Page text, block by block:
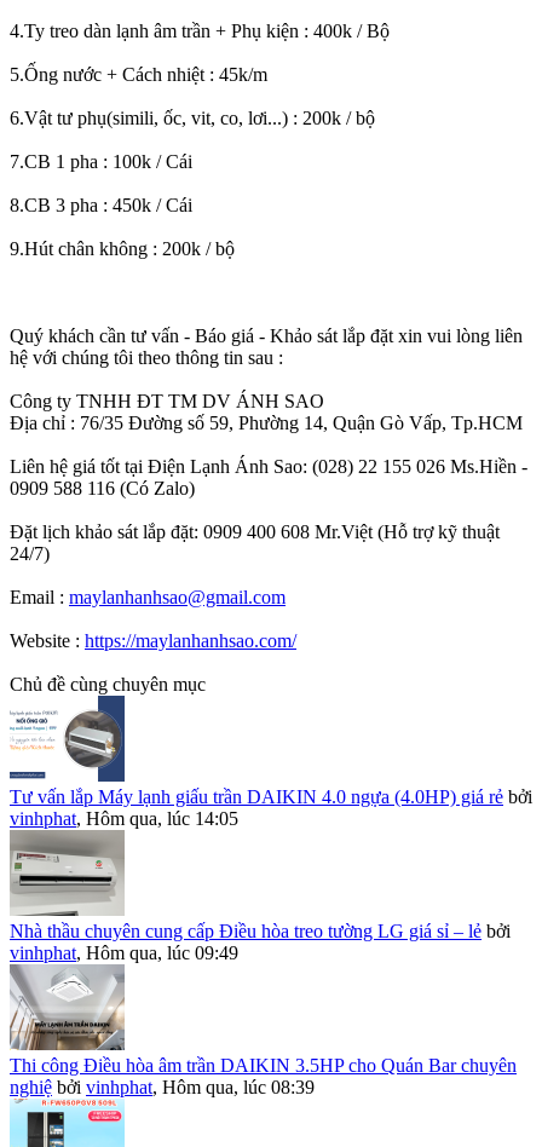
4.Ty treo dàn lạnh âm trần + Phụ kiện : 400k / Bộ
5.Ống nước + Cách nhiệt : 45k/m
6.Vật tư phụ(simili, ốc, vit, co, lơi...) : 200k / bộ
7.CB 1 pha : 100k / Cái
8.CB 3 pha : 450k / Cái
9.Hút chân không : 200k / bộ
Quý khách cần tư vấn - Báo giá - Khảo sát lắp đặt xin vui lòng liên
hệ với chúng tôi theo thông tin sau :
Công ty TNHH ĐT TM DV ÁNH SAO
Địa chỉ : 76/35 Đường số 59, Phường 14, Quận Gò Vấp, Tp.HCM
Liên hệ giá tốt tại Điện Lạnh Ánh Sao: (028) 22 155 026 Ms.Hiền -
0909 588 116 (Có Zalo)
Đặt lịch khảo sát lắp đặt: 0909 400 608 Mr.Việt (Hỗ trợ kỹ thuật
24/7)
Email : maylanhanhsao@gmail.com
Website : https://maylanhanhsao.com/
Chủ đề cùng chuyên mục
Tư vấn lắp Máy lạnh giấu trần DAIKIN 4.0 ngựa (4.0HP) giá rẻ bởi
vinhphat, Hôm qua, lúc 14:05
Nhà thầu chuyên cung cấp Điều hòa treo tường LG giá sỉ – lẻ bởi
vinhphat, Hôm qua, lúc 09:49
Thi công Điều hòa âm trần DAIKIN 3.5HP cho Quán Bar chuyên
nghiệ bởi vinhphat, Hôm qua, lúc 08:39